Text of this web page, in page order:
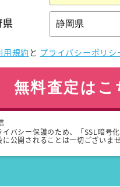
県
用規約 と プライバシーポリシ
無料査定はこ
イバシー保護のため、「SSL暗号
公開されることは一切ございま